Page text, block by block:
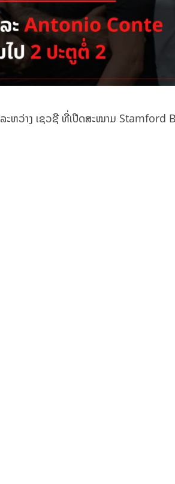
ະຫວ່າງ ເຊວຊີ ທີ່ເປີດສະໜາມ Stamford